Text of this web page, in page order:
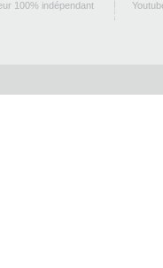
100% indépendant